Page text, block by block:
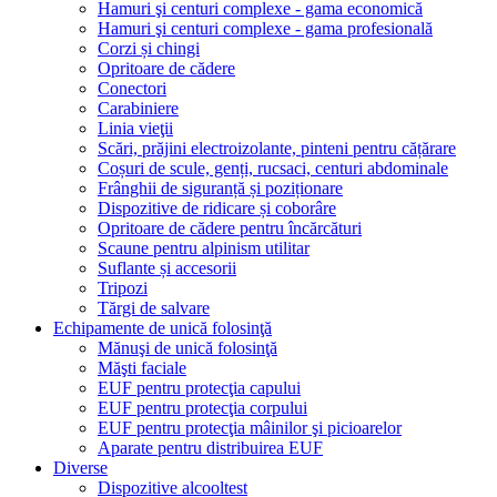
Hamuri şi centuri complexe - gama economică
Hamuri şi centuri complexe - gama profesională
Corzi și chingi
Opritoare de cădere
Conectori
Carabiniere
Linia vieţii
Scări, prăjini electroizolante, pinteni pentru cățărare
Coșuri de scule, genți, rucsaci, centuri abdominale
Frânghii de siguranță și poziționare
Dispozitive de ridicare și coborâre
Opritoare de cădere pentru încărcături
Scaune pentru alpinism utilitar
Suflante și accesorii
Tripozi
Tărgi de salvare
Echipamente de unică folosinţă
Mănuşi de unică folosinţă
Măşti faciale
EUF pentru protecţia capului
EUF pentru protecţia corpului
EUF pentru protecţia mâinilor şi picioarelor
Aparate pentru distribuirea EUF
Diverse
Dispozitive alcooltest